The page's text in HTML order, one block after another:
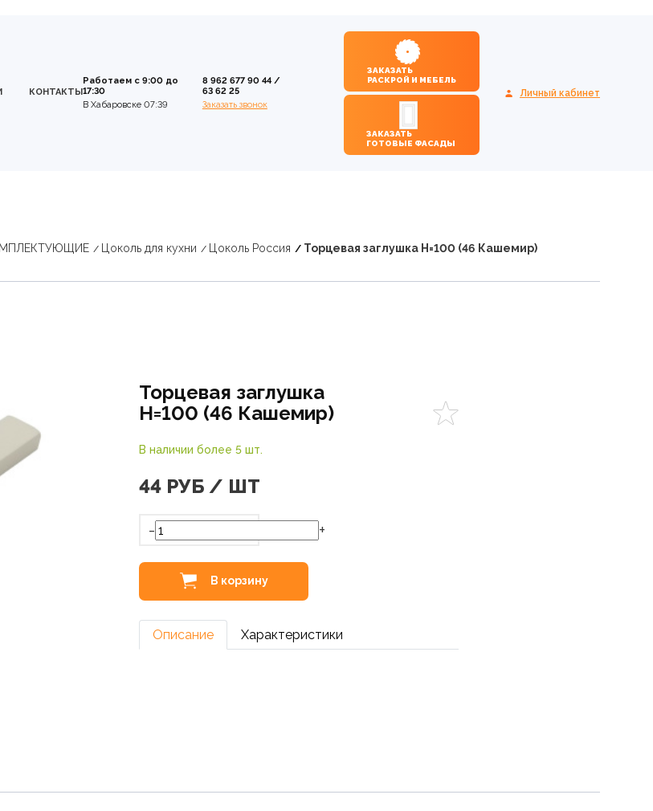
КОНТАКТЫ
Работаем с 9:00 до
17:30
В Хабаровске 07:39
8 962 677 90 44/
63 62 25
Заказать звонок
ЗАКАЗАТЬ
РАСКРОЙ И МЕБЕЛЬ
ЗАКАЗАТЬ
ГОТОВЫЕ ФАСАДЫ
Личный кабинет
Цоколь для кухни Цоколь Россия Торцевая заглушка Н=100 (46 Кашемир)
Торцевая заглушка
Н=100 (46 Кашемир)
В наличии более 5 шт.
44 РУБ / ШТ
- +
В корзину
Описание Характеристики